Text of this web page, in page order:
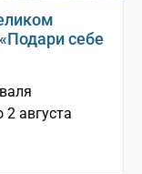
себе
августа